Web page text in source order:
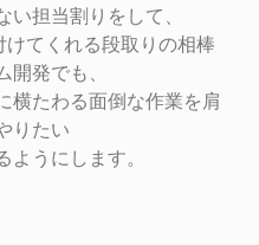
担当割りをして、
てくれる段取りの相棒
発でも、
横たわる面倒な作業を肩
りたい
ようにします。